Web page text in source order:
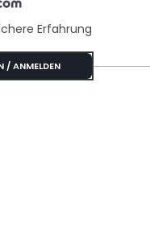
Specials
Erfahrung
/ ANMELDEN